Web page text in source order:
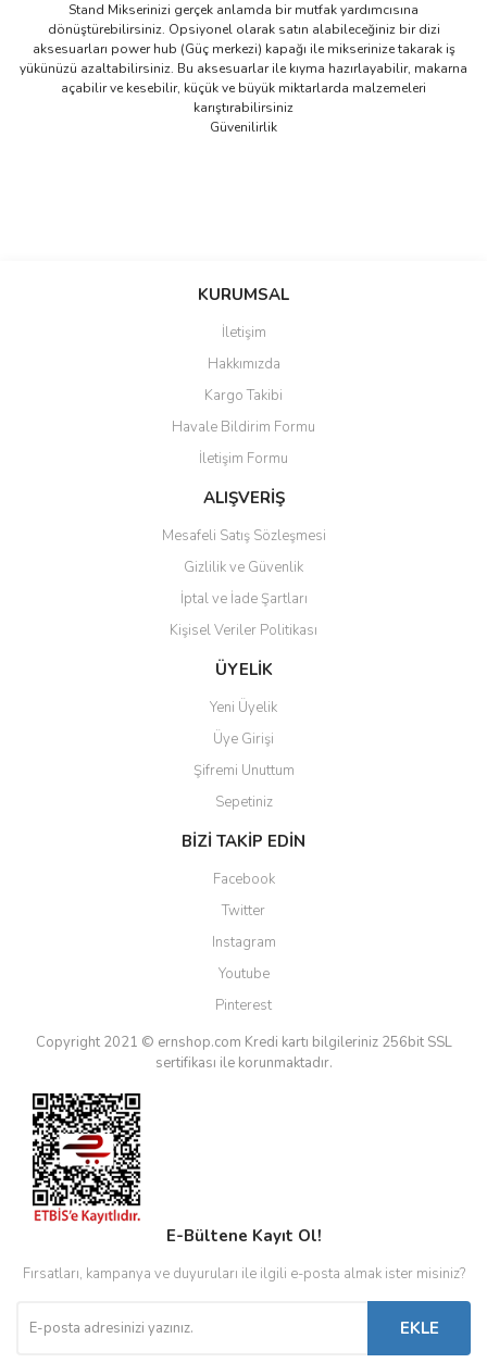
Stand Mikserinizi gerçek anlamda bir mutfak yardımcısına
dönüştürebilirsiniz. Opsiyonel olarak satın alabileceğiniz bir dizi
aksesuarları power hub (Güç merkezi) kapağı ile mikserinize takarak iş
yükünüzü azaltabilirsiniz. Bu aksesuarlar ile kıyma hazırlayabilir, makarna
açabilir ve kesebilir, küçük ve büyük miktarlarda malzemeleri
karıştırabilirsiniz
Güvenilirlik
Bu ürüne ilk yorumu siz yapın!
Ürün resmi kalitesiz, bozuk veya görüntülenemiyor.
Ürün açıklamasında eksik bilgiler bulunuyor.
Ürün bilgilerinde hatalar bulunuyor.
Ürün fiyatı diğer sitelerden daha pahalı.
Bu ürüne benzer farklı alternatifler olmalı.
Gönder
KURUMSAL
İletişim
Hakkımızda
Kargo Takibi
Havale Bildirim Formu
İletişim Formu
ALIŞVERİŞ
Mesafeli Satış Sözleşmesi
Gizlilik ve Güvenlik
İptal ve İade Şartları
Kişisel Veriler Politikası
ÜYELİK
Yeni Üyelik
Üye Girişi
Şifremi Unuttum
Sepetiniz
BİZİ TAKİP EDİN
Facebook
Twitter
Instagram
Youtube
Pinterest
Copyright 2021 © ernshop.com Kredi kartı bilgileriniz 256bit SSL
sertifikası ile korunmaktadır.
E-Bültene Kayıt Ol!
Fırsatları, kampanya ve duyuruları ile ilgili e-posta almak ister misiniz?
EKLE